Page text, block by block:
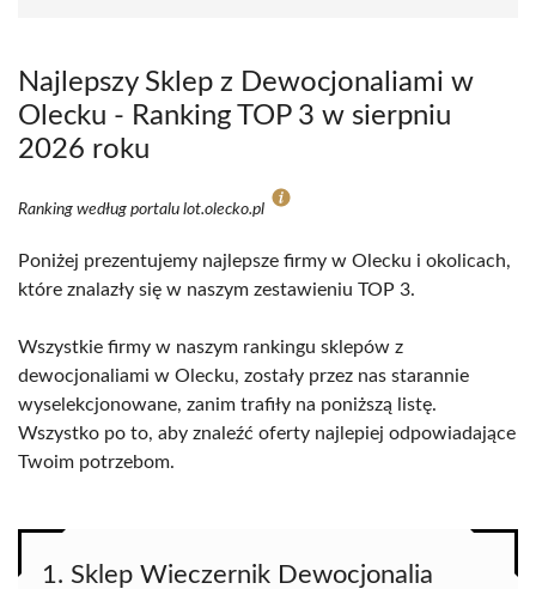
Najlepszy Sklep z Dewocjonaliami w
Olecku - Ranking TOP 3 w sierpniu
2026 roku
Ranking według portalu lot.olecko.pl
Poniżej prezentujemy najlepsze firmy w Olecku i okolicach,
które znalazły się w naszym zestawieniu TOP 3.
Wszystkie firmy w naszym rankingu sklepów z
dewocjonaliami w Olecku, zostały przez nas starannie
wyselekcjonowane, zanim trafiły na poniższą listę.
Wszystko po to, aby znaleźć oferty najlepiej odpowiadające
Twoim potrzebom.
1. Sklep Wieczernik Dewocjonalia